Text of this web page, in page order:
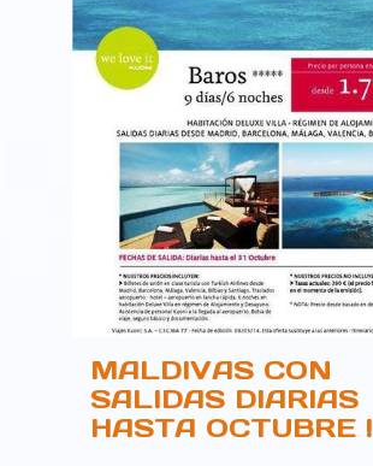
MALDIVAS CON
SALIDAS DIARIAS
HASTA OCTUBRE !